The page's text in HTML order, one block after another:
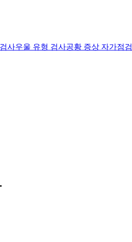
사우울 유형 검사공황 증상 자가점검